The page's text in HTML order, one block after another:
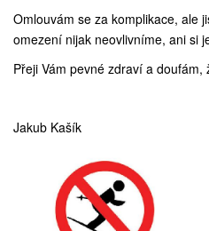
Omlouvám se za komplikace, ale
omezení nijak neovlivníme, ani si
Přeji Vám pevné zdraví a
Jakub Kašík